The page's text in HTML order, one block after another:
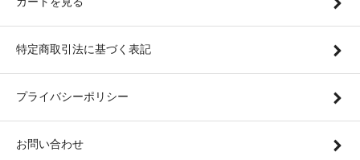
特定商取引法に基づく表記
プライバシーポリシー
お問い合わせ